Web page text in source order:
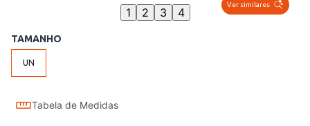
Ver similares
1 2 3 4
TAMANHO
UN
Tabela de Medidas